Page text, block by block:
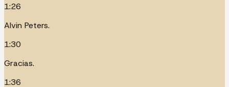
1:26
Alvin Peters.
1:30
Gracias.
1:36